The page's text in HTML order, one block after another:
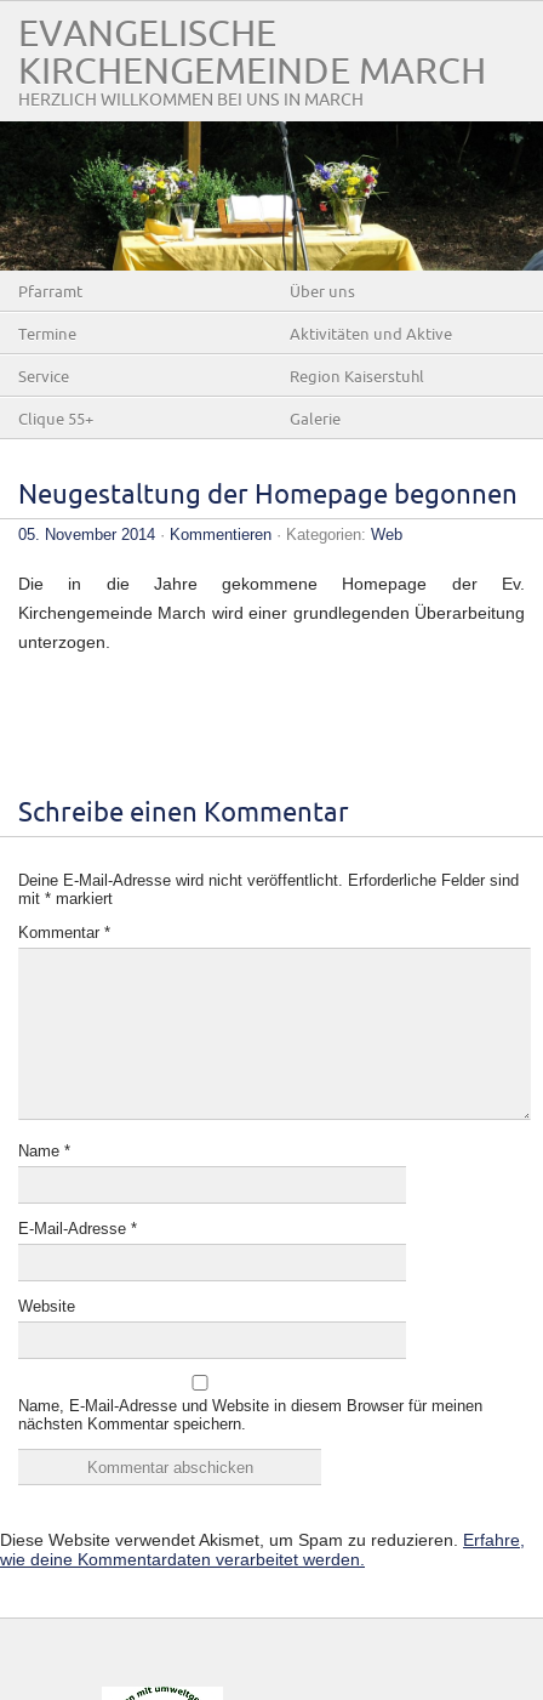
EVANGELISCHE
KIRCHENGEMEINDE MARCH
HERZLICH WILLKOMMEN BEI UNS IN MARCH
Pfarramt Über uns
Termine Aktivitäten und Aktive
Service Region Kaiserstuhl
Clique 55+ Galerie
Neugestaltung der Homepage begonnen
05. November 2014 · Kommentieren · Kategorien: Web
Die in die Jahre gekommene Homepage der Ev.
Kirchengemeinde March wird einer grundlegenden Überarbeitung
unterzogen.
Schreibe einen Kommentar
Deine E-Mail-Adresse wird nicht veröffentlicht.
Erforderliche Felder sind
mit * markiert
Kommentar *
Name *
E-Mail-Adresse *
Website
Name, E-Mail-Adresse und Website in diesem Browser für meinen
nächsten Kommentar speichern.
Diese Website verwendet Akismet, um Spam zu reduzieren. Erfahre,
wie deine Kommentardaten verarbeitet werden.